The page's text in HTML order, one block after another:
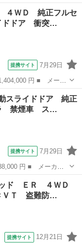
ゴ ■ グレード
システム ＬＥＤヘ
４ＷＤ 純正フルセ
ドドア 衝突…
提携サイト 7月29日
レード名： ＲＳ
ア 衝突被害軽減シ
スライドドア 純正
禁煙車 ス…
提携サイト 7月29日
ド名： Ｘ 電動ス
煙車 スマートキー
ッド ＥＲ ４ＷＤ
ＶＴ 盗難防…
提携サイト 12月21日